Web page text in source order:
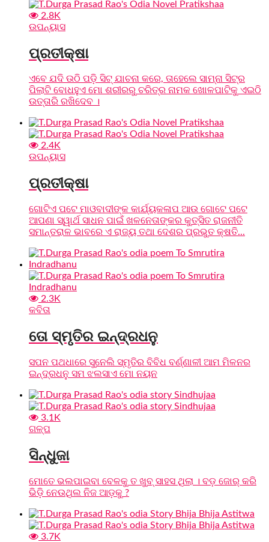
2.8K
ଉପନ୍ୟାସ
ପ୍ରତୀକ୍ଷା
ଏବେ ଯଦି ଉଠି ପଡ଼ି ସିଟ୍ ଯାଚନା କରେ, ତାହେଲେ ସାମ୍ନା ସିଟ୍‌ର
ପିଲାଟି ବୋଧହୁଏ ମୋ ଶରୀରରୁ ଚରିତ୍ର ନାମକ ଖୋଳପାଟିକୁ ଏଇଠି
ଉତ୍ତାରି ରଖିଦେବ ।
2.4K
ଉପନ୍ୟାସ
ପ୍ରତୀକ୍ଷା
ଗୋଟିଏ ପଟେ ମାଓବାଦୀଙ୍କ କାର୍ଯ୍ୟକଳାପ ଆଉ ଗୋଟେ ପଟେ
ଆପଣା ସ୍ୱାର୍ଥ ସାଧନ ପାଇଁ ଖଳନେତାଙ୍କର କୁତ୍ସିତ ରାଜନୀତି
ସମାନ୍ତରାଳ ଭାବରେ ଏ ରାଜ୍ୟ ତଥା ଦେଶର ପ୍ରଭୁତ କ୍ଷତି...
2.3K
କବିତା
ତୋ ସ୍ମୃତିର ଇନ୍ଦ୍ରଧନୁ
ସପନ ପଥଧାରେ ସୁନେଲି ସ୍ମୃତିର ବିବିଧ ବର୍ଣ୍ଣାଳୀ ଆମ ମିଳନର
ଇନ୍ଦ୍ରଧନୁ ସମ ଝଲସାଏ ମୋ ନୟନ
3.1K
ଗଳ୍ପ
ସିନ୍ଧୁଜା
ମୋତେ ଭଲପାଇବା ବେଳକୁ ତ ଖୁବ୍ ସାହସ ଥିଲା । ବଡ଼ ଜୋର୍ କରି
ଭିଡ଼ି ନେଉଥିଲ ନିଜ ଆଡ଼କୁ ?
3.7K